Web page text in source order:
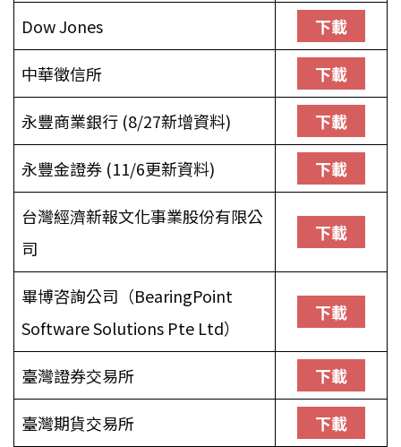
Dow Jones 下載
中華徵信所 下載
永豐商業銀行 (8/27新增資料) 下載
永豐金證券 (11/6更新資料) 下載
台灣經濟新報文化事業股份有限公
司
下載
畢博咨詢公司（BearingPoint
Software Solutions Pte Ltd）
下載
臺灣證券交易所 下載
臺灣期貨交易所 下載